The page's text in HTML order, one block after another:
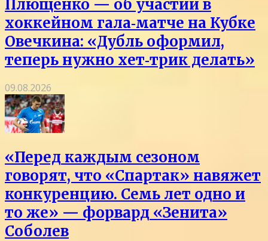
Плющенко — об участии в
хоккейном гала‑матче на Кубке
Овечкина: «Дубль оформил,
теперь нужно хет‑трик делать»
09.08.2026
«Перед каждым сезоном
говорят, что «Спартак» навяжет
конкуренцию. Семь лет одно и
то же» — форвард «Зенита»
Соболев